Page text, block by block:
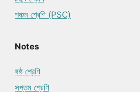
পঞ্চম শ্রেণি (PSC)
Notes
ষষ্ঠ শ্রেণি
সপ্তম শ্রেণি